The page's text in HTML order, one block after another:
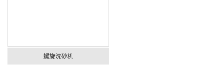
螺旋洗砂机